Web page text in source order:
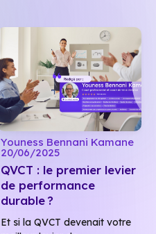
Youness Bennani Kamane
20/06/2025
QVCT : le premier levier
de performance
durable ?
Et si la QVCT devenait votre